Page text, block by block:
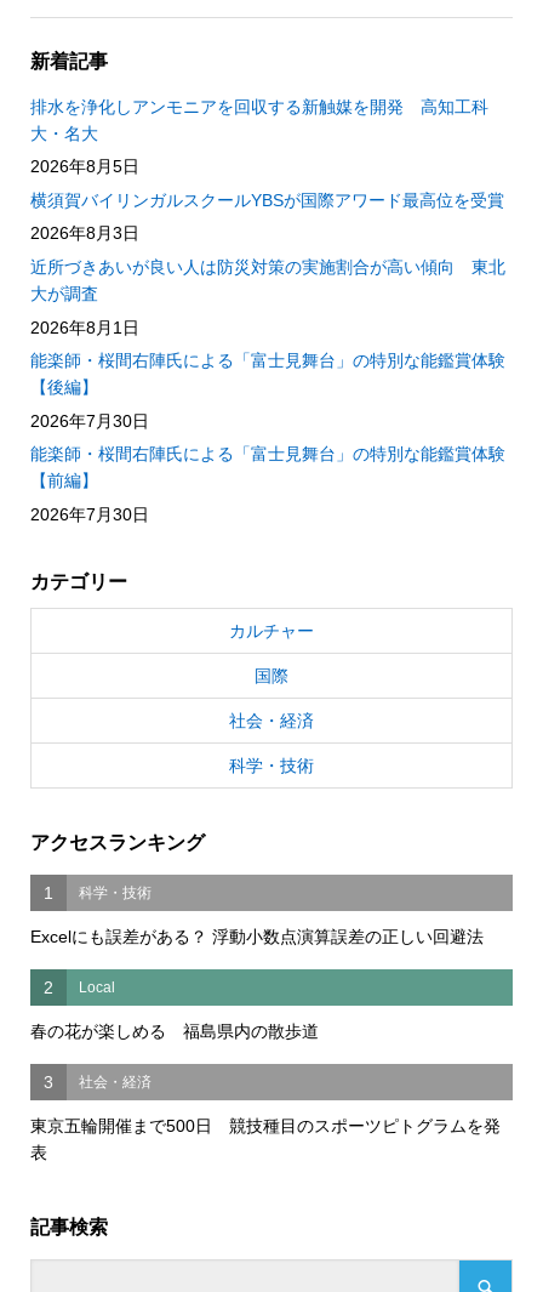
新着記事
排水を浄化しアンモニアを回収する新触媒を開発 高知工科
大・名大
2026年8月5日
横須賀バイリンガルスクールYBSが国際アワード最高位を受賞
2026年8月3日
近所づきあいが良い人は防災対策の実施割合が高い傾向 東北
大が調査
2026年8月1日
能楽師・桜間右陣氏による「富士見舞台」の特別な能鑑賞体験
【後編】
2026年7月30日
能楽師・桜間右陣氏による「富士見舞台」の特別な能鑑賞体験
【前編】
2026年7月30日
カテゴリー
カルチャー
国際
社会・経済
科学・技術
アクセスランキング
1 科学・技術
Excelにも誤差がある？ 浮動小数点演算誤差の正しい回避法
2 Local
春の花が楽しめる 福島県内の散歩道
3 社会・経済
東京五輪開催まで500日 競技種目のスポーツピトグラムを発
表
記事検索